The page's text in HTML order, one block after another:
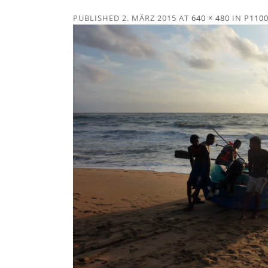
PUBLISHED 2. MÄRZ 2015 AT 640 × 480 IN